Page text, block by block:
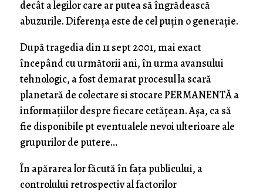
decât a legilor care ar putea să îngrădească
abuzurile. Diferența este de cel puțin o generație.
După tragedia din 11 sept 2001, mai exact
începând cu următorii ani, în urma avansului
tehnologic, a fost demarat procesul la scară
planetară de colectare si stocare PERMANENTĂ a
informațiilor despre fiecare cetățean. Așa, ca să
fie disponibile pt eventualele nevoi ulterioare ale
grupurilor de putere…
În apărarea lor făcută în fața publicului, a
controlului retrospectiv al factorilor